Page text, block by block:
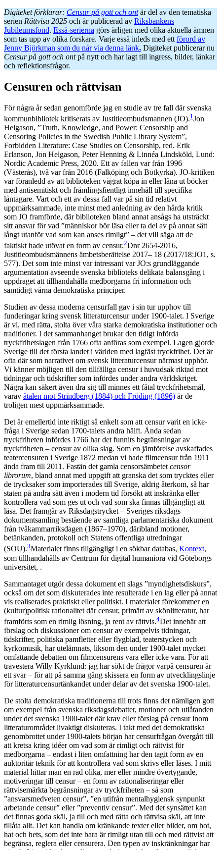
Digiteket förklarar: Censur på gott och ontär del av den tematiska
serien Rättvisa 2025 och är publicerad av Riksbankens
Jubileumsfond. Essä-serierna görs årligen med olika aktuella ämnen
som tas upp av olika forskare. Varje essä inleds med ett förord av
Jenny Björkman som du når via denna länk. Digiteket publicerar nu
Censur på gott och ontpå nytt och har lagt till ingress, bilder, länkar
och reflektionsfrågor.
Censuren och rättvisan
För några år sedan genomförde jag en studie av tre fall där svenska
kommunbibliotek kritiserats av Justitieombudsmannen (JO).1 Jon
Helgason, ”Truth, Knowledge, and Power: Censorship and
Censoring Policies in the Swedish Public Library System”,
Forbidden Literature: Case Studies on Censorship, red. Erik
Erlanson, Jon Helgason, Peter Henning & Linnéa Lindsköld, Lund:
Nordic Academic Press, 2020. Ett av fallen var från 1996
(Västerås), två var från 2016 (Falköping och Botkyrka). JO-kritiken
var föranledd av att biblioteken vägrat köpa in eller låna ut böcker
med antisemitiskt och främlingsfientligt innehåll till specifika
låntagare. Vart och ett av dessa fall var på sin tid relativt
uppmärksammade, inte minst med anledning av den hårda kritik
som JO framförde, där biblioteken bland annat ansågs ha utsträckt
sitt ansvar för vad ”människor bör läsa eller ta del av på annat sätt
långt utanför vad som kan anses rimligt” – det vill säga att de
faktiskt hade utövat en form av censur.2Dnr 2654-2016,
Justitieombudsmännens ämbetsberättelse 2017– 18 (2017/18:JO1, s.
577). Det som inte minst var intressant var JO:s grundläggande
argumentation avseende svenska biblioteks delikata balansgång i
uppdraget att tillhandahålla medborgarna fri information och
samtidigt värna demokratiska principer.
Studien av dessa moderna censurfall gav i sin tur upphov till
funderingar kring svensk litteraturcensur under 1900-talet. I Sverige
är vi, med rätta, stolta över våra starka demokratiska institutioner och
traditioner. I det sammanhanget brukar den tidigt införda
tryckfrihetslagen från 1766 ofta anföras som exempel. Lagen gjorde
Sverige till det första landet i världen med lagfäst tryckfrihet. Det är
ofta där som narrativet om svensk litteraturcensur närmast upphör.
Vi känner möjligen till den tillfälliga censur i huvudsak riktad mot
tidningar och tidskrifter som infördes under andra världskriget.
Några kan säkert även dra sig till minnes ett fåtal tryckfrihetsmål,
varav åtalen mot Strindberg (1884) och Fröding (1896) är de
troligen mest uppmärksammade.
Det är emellertid inte riktigt så enkelt som att censur varit en icke-
fråga i Sverige sedan 1700-talets andra hälft. Ända sedan
tryckfriheten infördes 1766 har det funnits begränsningar av
tryckfriheten – censur av olika slag. Som en jämförelse avskaffades
teatercensuren i Sverige 1872 medan vi hade filmcensur från 1911
ända fram till 2011. Fastän det gamla censorsämbetet censor
librorum, bland annat med uppgift att granska det som trycktes eller
de trycksaker som importerades till Sverige, aldrig återkom, så har
staten på andra sätt även i modern tid försökt att inskränka eller
kontrollera vad som ges ut och vad som ska finnas tillgängligt att
läsa. Det framgår av Riksdagstrycket – Sveriges riksdags
dokumentsamling bestående av samtliga parlamentariska dokument
från tvåkammarriksdagen (1867–1970), däribland motioner,
betänkanden, protokoll och Statens offentliga utredningar
(SOU).3Materialet finns tillgängligt i en sökbar databas, Kontext,
som tillhandahålls av Centrum för digital humaniora vid Göteborgs
universitet, .
Sammantaget utgör dessa dokument ett slags ”myndighetsdiskurs”,
också om det som diskuterades inte resulterade i en lag eller på annat
vis realiserades praktiskt eller politiskt. I materialet förekommer en
(kultur)politisk rationalitet där censur, primärt av skönlitteratur, har
framförts som en rimlig lösning, ja rent av rättvis.4Det innebär att
förslag och diskussioner om censur av exempelvis tidningar,
tidskrifter, politiska pamfletter eller flygblad, teaterstycken och
kyrkomusik, har utelämnats, liksom den under 1900-talet mycket
omfattande debatten om filmcensurens vara eller icke vara. För att
travestera Willy Kyrklund: jag har sökt de frågor varpå censuren är
ett svar – för att på samma gång skissera en form av utvecklingslinje
för litteraturcensurtänkandet under delar av det svenska 1900-talet.
De stolta demokratiska traditionerna till trots finns det nämligen gott
om exempel från svenska riksdagsdebatter, motioner och utlåtanden
under det svenska 1900-talet där krav eller förslag på censur inom
litteraturområdet livaktigt diskuteras. I takt med det demokratiska
genombrottet under 1900-talets början har censurfrågan övergått till
att kretsa kring idéer om vad som är rimligt och rättvist för
medborgarna – endast i liten omfattning har den tagit form av en
auktoritär teknik för att kontrollera vad som skrivs eller läses. I mitt
material hittar man en rad olika, mer eller mindre övertygande,
motiveringar till censur – en form av rationaliseringar eller
rättvisemärkta begränsningar av tryckfriheten – så som
”ansvarsmedveten censur”, ”en utifrån mentalhygiensk synpunkt
arbetande censur” eller ”preventiv censur”. Med det synsättet kan
det finnas goda skäl, ja till och med rätta och rättvisa skäl, att inte
tillåta allt. Det kan handla om kränkande texter eller bilder, om hot,
hat och hets, som det inte bara är rimligt utan till och med rättvist att
begränsa, reglera eller censurera. Den typen av inskränkningar har